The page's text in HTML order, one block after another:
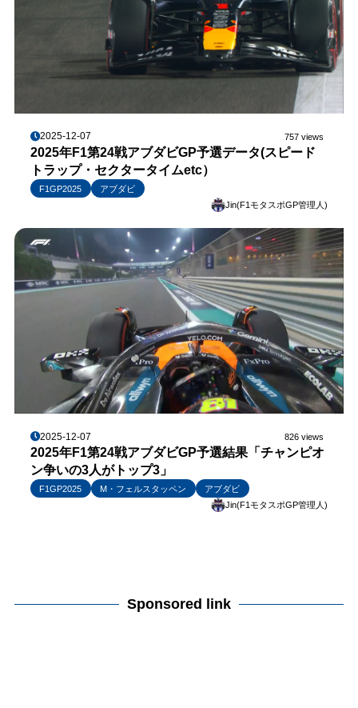
2025-12-07 757 views
2025年F1第24戦アブダビGP予選データ(スピード
トラップ・セクタータイムetc）
F1GP2025
アブダビ
Jin(F1モタスポGP管理人)
2025-12-07 826 views
2025年F1第24戦アブダビGP予選結果「チャンピオ
ン争いの3人がトップ3」
F1GP2025 M・フェルスタッペン
アブダビ
Jin(F1モタスポGP管理人)
Sponsored link